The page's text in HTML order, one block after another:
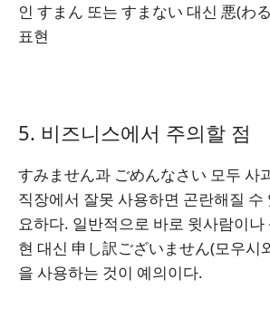
인 すまん 또는 すまない 대신 悪(わ
표현
5. 비즈니스에서 주의할 점
すみません과 ごめんなさい 모두 사
직장에서 잘못 사용하면 곤란해질 수
요하다. 일반적으로 바로 윗사람이나
현 대신 申し訳ございません(모우시
을 사용하는 것이 예의이다.